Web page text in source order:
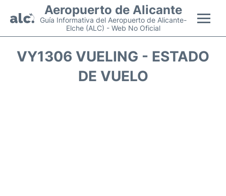
Aeropuerto de Alicante
Guía Informativa del Aeropuerto de Alicante-
Elche (ALC) - Web No Oficial
Vuelos +
VY1306 VUELING - ESTADO
DE VUELO